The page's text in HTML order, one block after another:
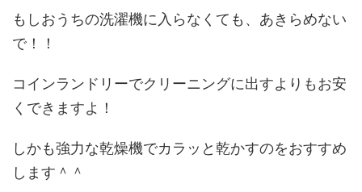
もしおうちの洗濯機に入らなくても、あきらめない
で！！
コインランドリーでクリーニングに出すよりもお安
くできますよ！
しかも強力な乾燥機でカラッと乾かすのをおすすめ
します＾＾